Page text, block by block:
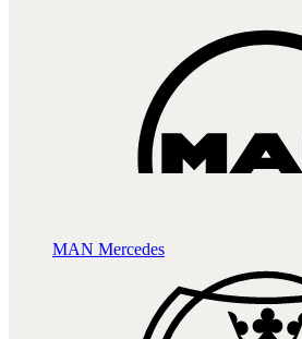
MAN Mercedes